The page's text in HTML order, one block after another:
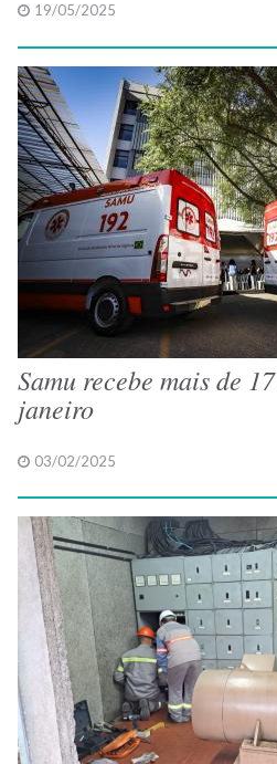
19/05/2025
Samu recebe mais de
janeiro
03/02/2025